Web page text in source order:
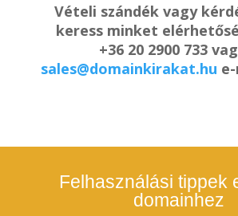
Vételi szándék vagy
keress minket
+36 20 2900 733
sales@domainkirakat.hu
Felhasználási tippek
domainhez